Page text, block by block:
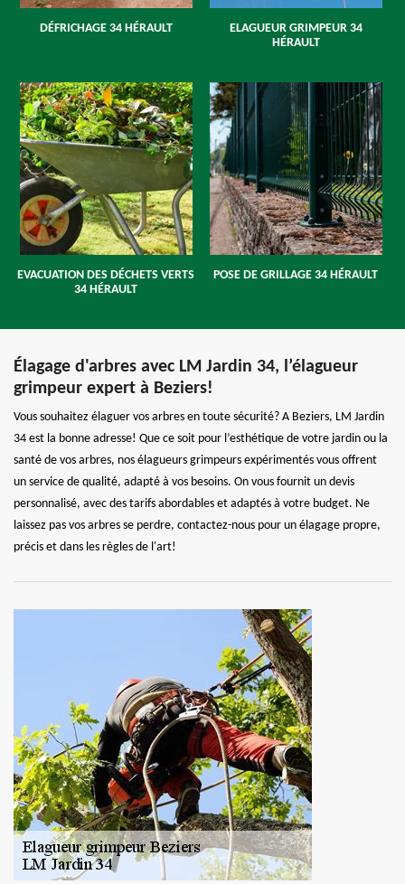
DÉFRICHAGE 34 HÉRAULT
ELAGUEUR GRIMPEUR 34
HÉRAULT
EVACUATION DES DÉCHETS VERTS
34 HÉRAULT
POSE DE GRILLAGE 34 HÉRAULT
Élagage d'arbres avec LM Jardin 34, l’élagueur
grimpeur expert à Beziers!
Vous souhaitez élaguer vos arbres en toute sécurité? A Beziers, LM Jardin
34 est la bonne adresse! Que ce soit pour l’esthétique de votre jardin ou la
santé de vos arbres, nos élagueurs grimpeurs expérimentés vous offrent
un service de qualité, adapté à vos besoins. On vous fournit un devis
personnalisé, avec des tarifs abordables et adaptés à votre budget. Ne
laissez pas vos arbres se perdre, contactez-nous pour un élagage propre,
précis et dans les règles de l'art!